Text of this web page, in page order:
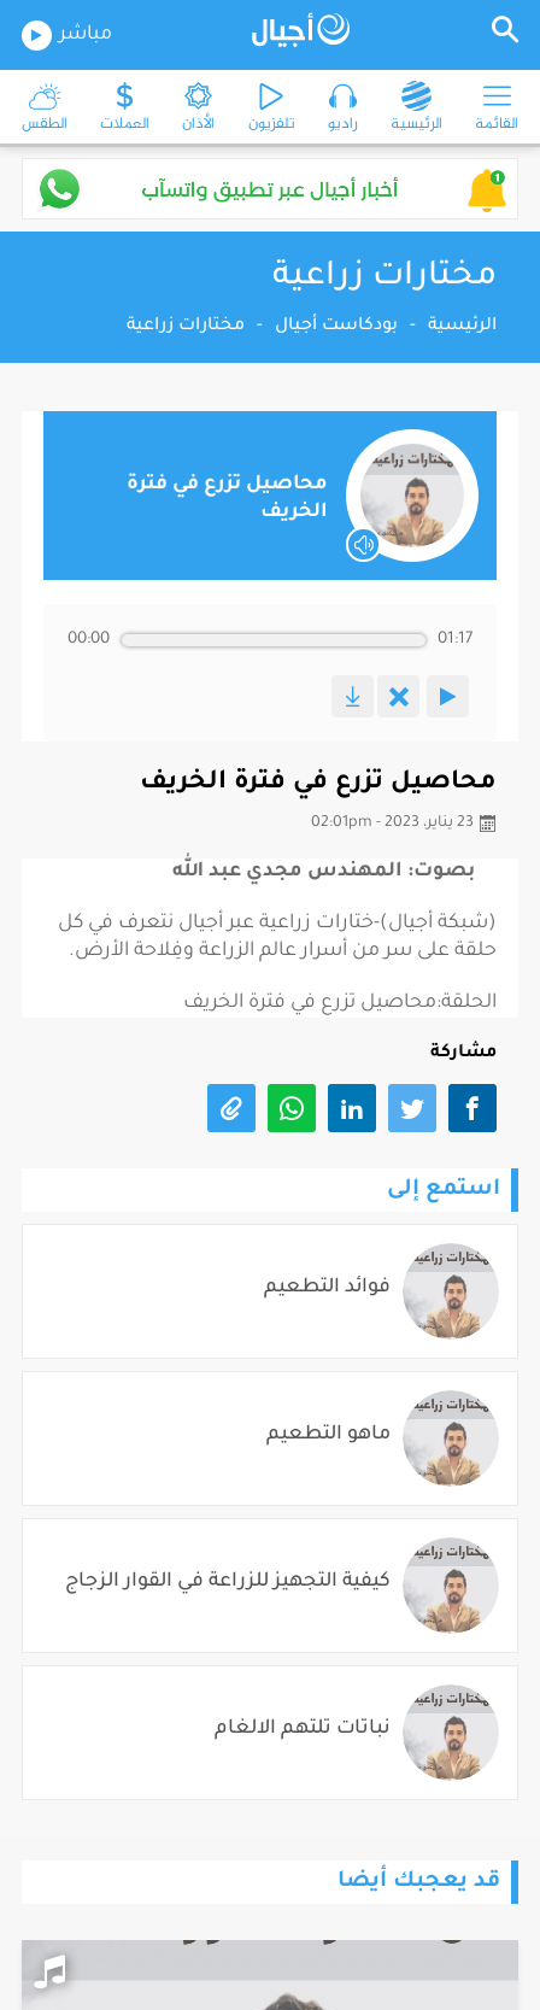
مباشر
القائمة الرئيسية راديو تلفزيون الأذان العملات الطقس
مختارات زراعية
الرئيسية - بودكاست أجيال - مختارات زراعية
محاصيل تزرع في فترة
الخريف
00:00 01:17
محاصيل تزرع في فترة الخريف
23 يناير، 2023 - 02:01pm
بصوت: المهندس مجدي عبد الله
(شبكة أجيال)-ختارات زراعية عبر أجيال نتعرف في كل
حلقة على سر من أسرار عالم الزراعة وفِلاحة الأرض.
الحلقة:محاصيل تزرع في فترة الخريف
مشاركة
استمع إلى
فوائد التطعيم
ماهو التطعيم
كيفية التجهيز للزراعة في القوار الزجاج
نباتات تلتهم الالغام
قد يعجبك أيضا